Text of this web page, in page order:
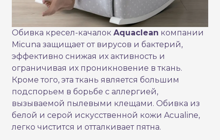
Обивка кресел-качалок Aquaclean компании
Micuna защищает от вирусов и бактерий,
эффективно снижая их активность и
ограничивая их проникновение в ткань.
Кроме того, эта ткань является большим
подспорьем в борьбе с аллергией,
вызываемой пылевыми клещами. Обивка из
белой и серой искусственной кожи Acualine,
легко чистится и отталкивает пятна.